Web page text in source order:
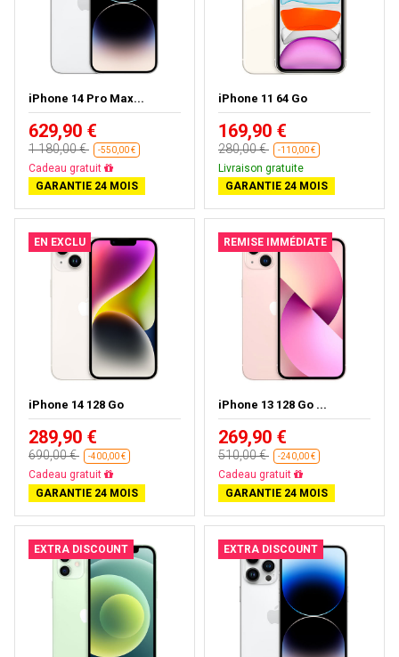
iPhone 14 Pro Max...
629,90 €
1 180,00 € -550,00 €
Cadeau gratuit
GARANTIE 24 MOIS
iPhone 11 64 Go
169,90 €
280,00 € -110,00 €
Livraison gratuite
GARANTIE 24 MOIS
EN EXCLU
iPhone 14 128 Go
289,90 €
690,00 € -400,00 €
Cadeau gratuit
GARANTIE 24 MOIS
REMISE IMMÉDIATE
iPhone 13 128 Go ...
269,90 €
510,00 € -240,00 €
Cadeau gratuit
GARANTIE 24 MOIS
EXTRA DISCOUNT EXTRA DISCOUNT